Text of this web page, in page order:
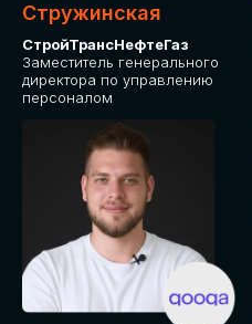
Стружинская
СтройТрансНефтеГаз
Заместитель генерального
директора по управлению
персоналом
СРЕДИ
МЕРОПРИЯТИЯ